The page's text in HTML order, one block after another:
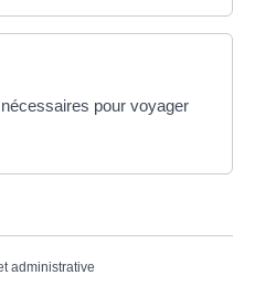
pour voyager
administrative